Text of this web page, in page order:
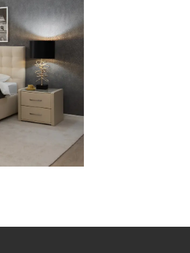
₽
15 200 ₽ 25 333